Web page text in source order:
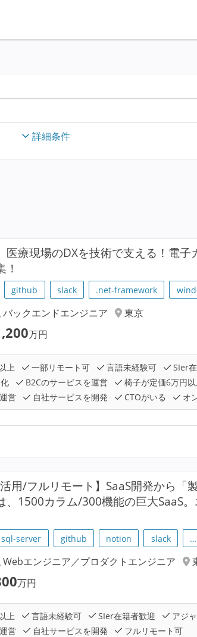
詳細条件
医療現場のDXを技術で支える！電
github slack .net-framework
バックエンドエンジニア
東京
万円
上 一部リモート可 言語未経験可
SIer
B2Cのサービスを運営
椅子が定価6万円以
営
自社サービスを開発 CTOがいる オ
用/フルリモート】SaaS開発から「
、1500カラム/300機能の巨大SaaS
sql-server github notion slack …
Webエンジニア／プロダクトエンジニア
万円
上 言語未経験可 SIer在籍者歓迎
アジ
営
自社サービスを開発
フルリモート可